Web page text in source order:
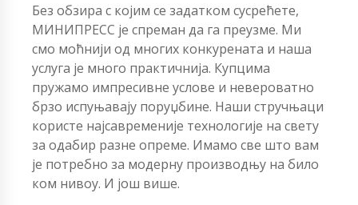
Без обзира с којим се задатком сусрећете,
МИНИПРЕСС је спреман да га преузме. Ми
смо моћнији од многих конкурената и наша
услуга је много практичнија. Купцима
пружамо импресивне услове и невероватно
брзо испуњавају поруџбине. Наши стручњаци
користе најсавременије технологије на свету
за одабир разне опреме. Имамо све што вам
је потребно за модерну производњу на било
ком нивоу. И још више.